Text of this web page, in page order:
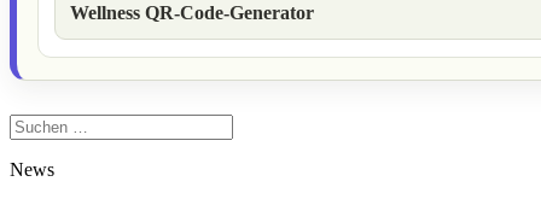
Wellness QR-Code-Generator
Suchen
nach:
News